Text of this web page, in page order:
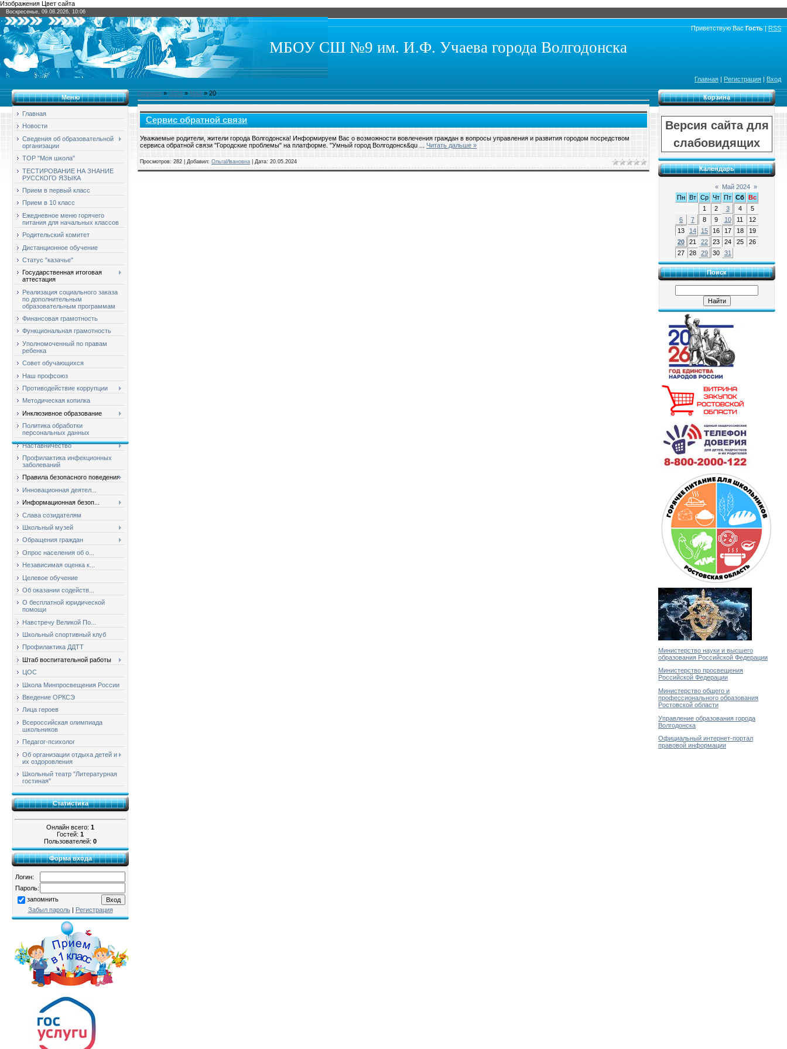
Изображения Цвет сайта
Воскресенье, 09.08.2026, 10:06
Приветствую Вас Гость|RSS
МБОУ СШ №9 им. И.Ф. Учаева города Волгодонска
Главная | Регистрация | Вход
Меню
Главная
Новости
Сведения об образовательной
организации
ТОР "Моя школа"
ТЕСТИРОВАНИЕ НА ЗНАНИЕ
РУССКОГО ЯЗЫКА
Прием в первый класс
Прием в 10 класс
Ежедневное меню горячего
питания для начальных классов
Родительский комитет
Дистанционное обучение
Статус "казачье"
Государственная итоговая
аттестация
Реализация социального заказа
по дополнительным
образовательным программам
Финансовая грамотность
Функциональная грамотность
Уполномоченный по правам
ребенка
Совет обучающихся
Наш профсоюз
Противодействие коррупции
Методическая копилка
Инклюзивное образование
Политика обработки
персональных данных
Наставничество
Профилактика инфекционных
заболеваний
Правила безопасного поведения
Инновационная деятел...
Информационная безоп...
Слава созидателям
Школьный музей
Обращения граждан
Опрос населения об о...
Независимая оценка к...
Целевое обучение
Об оказании содейств...
О бесплатной юридической
помощи
Навстречу Великой По...
Школьный спортивный клуб
Профилактика ДДТТ
Штаб воспитательной работы
ЦОС
Школа Минпросвещения России
Введение ОРКСЭ
Лица героев
Всероссийская олимпиада
школьников
Педагог-психолог
Об организации отдыха детей и
их оздоровления
Школьный театр "Литературная
гостиная"
Статистика
Онлайн всего: 1
Гостей: 1
Пользователей: 0
Форма входа
Логин:
Пароль:
запомнить
Забыл пароль| Регистрация
Главная»2024 » Май » 20
Сервис обратной связи
Уважаемые родители, жители города Волгодонска! Информируем Вас о возможности вовлечения граждан в вопросы управления и развития городом посредством
сервиса обратной связи "Городские проблемы" на платформе. "Умный город Волгодонск&qu
Читать дальше »
Просмотров: 282 | Добавил: ОльгаИвановна | Дата: 20.05.2024
Корзина
Версия сайта для
слабовидящих
Календарь
« Май 2024 »
Пн Вт Ср Чт Пт Сб Вс
1
2 3 4
5
6
7 8 9 10 11
12
13
14 15 16 17 18
19
20
21 22 23 24 25
26
27
28 29 30 31
Поиск
Министерство науки и высшего
образования Российской Федерации
Министерство просвещения
Российской Федерации
Министерство общего и
профессионального образования
Ростовской области
Управление образования города
Волгодонска
Официальный интернет-портал
правовой информации